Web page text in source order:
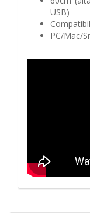
USB)
PC/Mac/